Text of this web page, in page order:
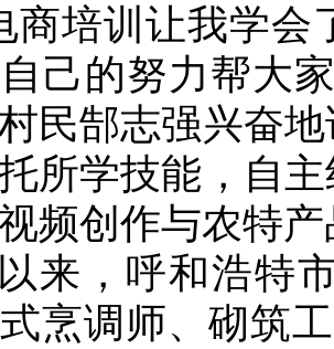
商培训让我学
己的努力帮大
民郜志强兴奋
所学技能，自
频创作与农特
来，呼和浩特
烹调师、砌筑